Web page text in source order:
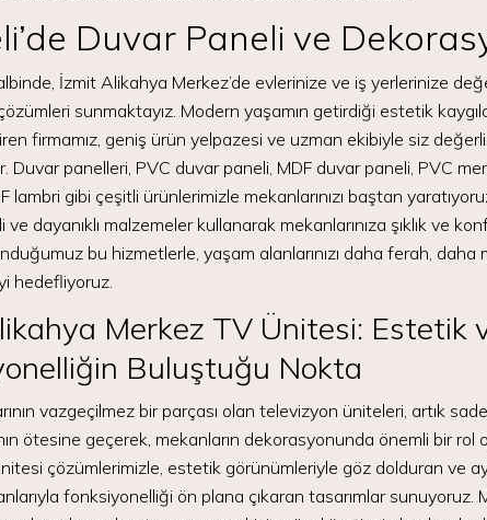
Duvar Paneli ve
İzmit Alikahya Merkez’de evlerinize ve iş yerlerinize
sunmaktayız. Modern yaşamın getirdiği estetik
firmamız, geniş ürün yelpazesi ve uzman ekibiyle siz
Duvar panelleri, PVC duvar paneli, MDF duvar paneli, PVC
lambri gibi çeşitli ürünlerimizle mekanlarınızı baştan
dayanıklı malzemeler kullanarak mekanlarınıza şıklık ve
bu hizmetlerle, yaşam alanlarınızı daha ferah, daha
hedefliyoruz.
Merkez TV Ünitesi: Estetik
Buluştuğu Nokta
vazgeçilmez bir parçası olan televizyon üniteleri, artık
ötesine geçerek, mekanların dekorasyonunda önemli bir
çözümlerimizle, estetik görünümleriyle göz dolduran ve
fonksiyonelliği ön plana çıkaran tasarımlar sunuyoruz.